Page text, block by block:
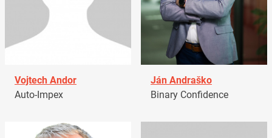
Vojtech Andor
Auto-Impex
Ján Andraško
Binary Confidence